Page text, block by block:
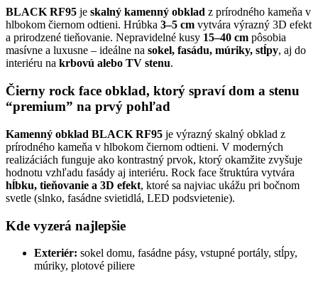
BLACK RF95 je skalný kamenný obklad z prírodného kameňa v
hlbokom čiernom odtieni. Hrúbka 3–5 cm vytvára výrazný 3D efekt
a prirodzené tieňovanie. Nepravidelné kusy 15–40 cm pôsobia
masívne a luxusne – ideálne na sokel, fasádu, múriky, stĺpy, aj do
interiéru na krbovú alebo TV stenu.
Čierny rock face obklad, ktorý spraví dom a stenu
“premium” na prvý pohľad
Kamenný obklad BLACK RF95 je výrazný skalný obklad z
prírodného kameňa v hlbokom čiernom odtieni. V moderných
realizáciách funguje ako kontrastný prvok, ktorý okamžite zvyšuje
hodnotu vzhľadu fasády aj interiéru. Rock face štruktúra vytvára
hĺbku, tieňovanie a 3D efekt, ktoré sa najviac ukážu pri bočnom
svetle (slnko, fasádne svietidlá, LED podsvietenie).
Kde vyzerá najlepšie
Exteriér: sokel domu, fasádne pásy, vstupné portály, stĺpy,
múriky, plotové piliere